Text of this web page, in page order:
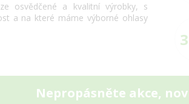
osvědčené a kvalitní výrobky, s
a na které máme výborné ohlasy
Nepropásněte akce,